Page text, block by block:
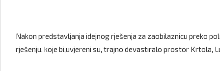
Nakon predstavljanja idejnog rješenja za zaobilaznicu preko
rješenju, koje bi,uvjereni su, trajno devastiralo prostor Krtola,